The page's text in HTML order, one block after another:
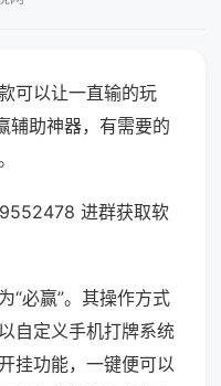
可以让一直输的玩
辅助神器，有需要的
进群获取软
“必赢”。其操作方式
自定义手机打牌系统
挂功能，一键便可以